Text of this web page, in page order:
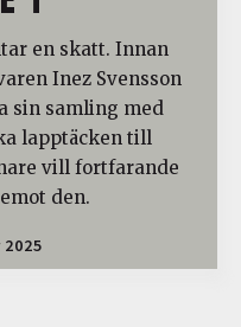
en skatt. Innan
Inez Svensson
sin samling med
lapptäcken till
vill fortfarande
den.